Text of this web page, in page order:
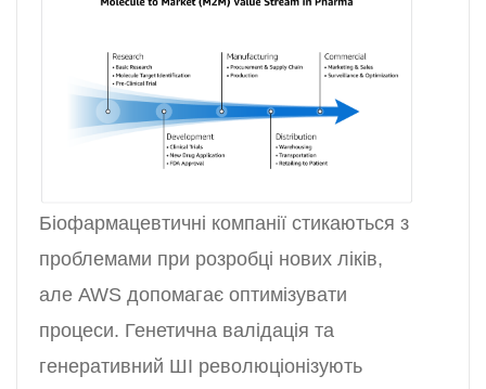
Біофармацевтичні компанії стикаються з
проблемами при розробці нових ліків,
але AWS допомагає оптимізувати
процеси. Генетична валідація та
генеративний ШІ революціонізують